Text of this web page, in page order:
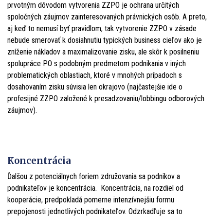
prvotným dôvodom vytvorenia ZZPO je ochrana určitých
spoločných záujmov zainteresovaných právnických osôb. A preto,
aj keď to nemusí byť pravidlom, tak vytvorenie ZZPO v zásade
nebude smerovať k dosiahnutiu typických business cieľov ako je
zníženie nákladov a maximalizovanie zisku, ale skôr k posilneniu
spolupráce PO s podobným predmetom podnikania v iných
problematických oblastiach, ktoré v mnohých prípadoch s
dosahovaním zisku súvisia len okrajovo (najčastejšie ide o
profesijné ZZPO založené k presadzovaniu/lobbingu odborových
záujmov).
Koncentrácia
Ďalšou z potenciálnych foriem združovania sa podnikov a
podnikateľov je koncentrácia. Koncentrácia, na rozdiel od
kooperácie, predpokladá pomerne intenzívnejšiu formu
prepojenosti jednotlivých podnikateľov. Odzrkadľuje sa to